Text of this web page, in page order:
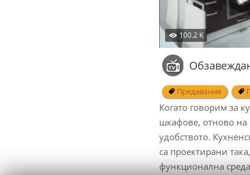
100.2 K
Предавания
Когато говорим за
шкафове, отново на
удобството.
са проектирани
функционална